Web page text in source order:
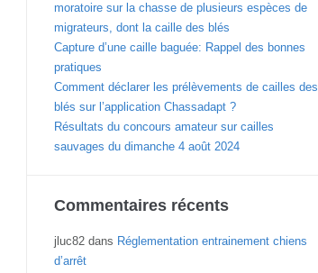
moratoire sur la chasse de plusieurs espèces de
migrateurs, dont la caille des blés
Capture d’une caille baguée: Rappel des bonnes
pratiques
Comment déclarer les prélèvements de cailles des
blés sur l’application Chassadapt ?
Résultats du concours amateur sur cailles
sauvages du dimanche 4 août 2024
Commentaires récents
jluc82 dans Réglementation entrainement chiens
d’arrêt